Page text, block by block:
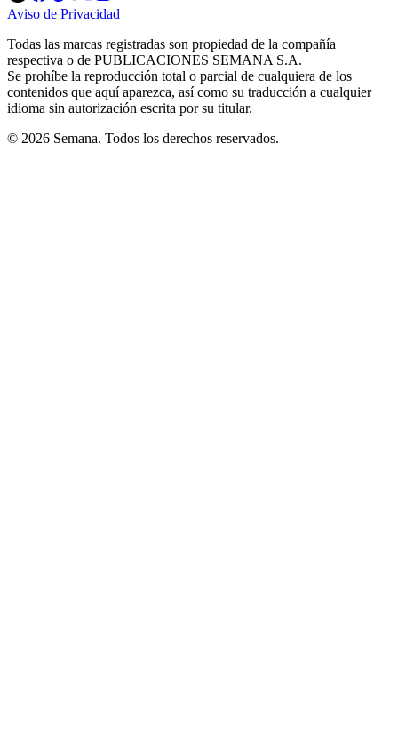
in
new
in
new
in
new
window
new
windowwindow
Aviso de Privacidad
new
window
Todas las marcas registradas son propiedad de la compañía
respectiva o de PUBLICACIONES SEMANA S.A.
Se prohíbe la reproducción total o parcial de cualquiera de los
contenidos que aquí aparezca, así como su traducción a cualquier
idioma sin autorización escrita por su titular.
© 2026 Semana. Todos los derechos reservados.